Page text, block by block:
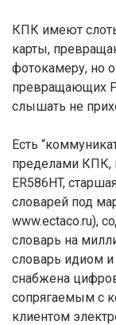
КПК имеют
карты,
фотокамеру, но
превращающих
слышать не
Есть
пределами КПК,
ER586HT,
словарей под
www.ectaco.ru),
словарь на
словарь идиом и
снабжена
сопрягаемым с
клиентом